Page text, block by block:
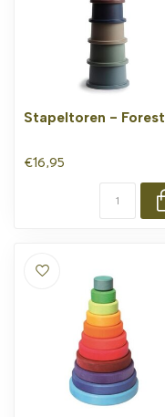
Stapeltoren - Forest
€16,95